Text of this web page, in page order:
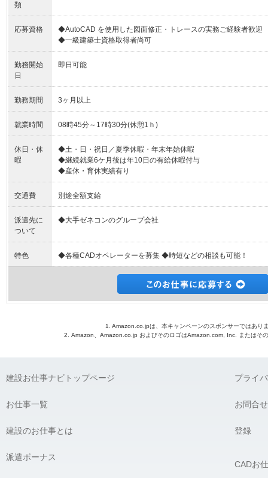
類
応募資格
◆AutoCAD を使用した図面修正・トレースの実務ご経験者歓迎
◆一級建築士資格取得者尚可
勤務開始
日
即日可能
勤務期間 3ヶ月以上
就業時間 08時45分～17時30分(休憩1ｈ)
休日・休
暇
◆土・日・祝日／夏季休暇・年末年始休暇
◆継続就業6ケ月後は年10日の有給休暇付与
◆産休・育休実績有り
交通費 別途全額支給
派遣先に
ついて
◆大手ゼネコンのグループ会社
特色 ◆各種CADオペレーターを募集 ◆時短などの相談も可能！
1. Amazon.co.jpは、本キャンペーンのスポンサーではあり
2. Amazon、Amazon.co.jp およびそのロゴはAmazon.com, Inc. またはそ
建設お仕事ナビトップページ
お仕事一覧
建設のお仕事とは
派遣ボーナス
プライ
お問合せ
登録
CADお